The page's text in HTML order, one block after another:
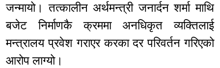
जन्मायो। तत्कालीन अर्थमन्त्री जनार्दन शर्मा माथि
बजेट निर्माणकै क्रममा अनधिकृत व्यक्तिलाई
मन्त्रालय प्रवेश गराएर करका दर परिवर्तन गरिएको
आरोप लाग्यो।